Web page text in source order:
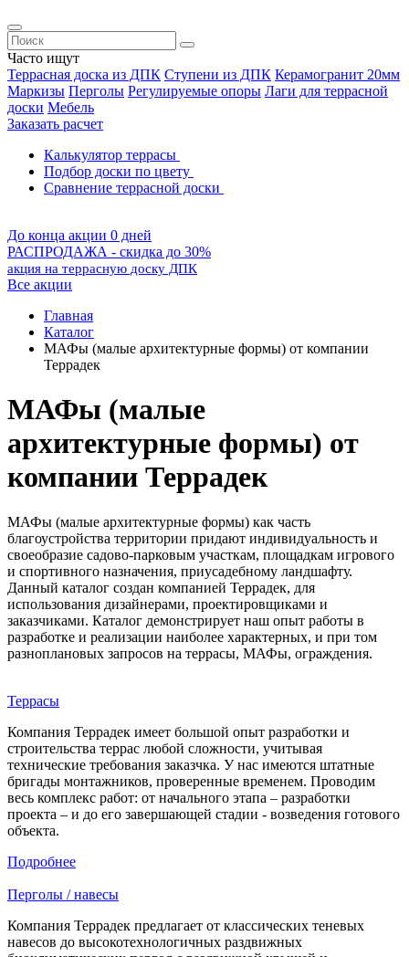
Часто ищут
Террасная доска из ДПК Ступени из ДПК Керамогранит 20мм
Маркизы Перголы Регулируемые опоры Лаги для террасной
доски Мебель
Заказать расчет
Калькулятор террасы
Подбор доски по цвету
Сравнение террасной доски
До конца акции 0 дней
РАСПРОДАЖА - скидка до 30%
акция на террасную доску ДПК
Все акции
Главная
Каталог
МАФы (малые архитектурные формы) от компании
Террадек
МАФы (малые
архитектурные формы) от
компании Террадек
МАФы (малые архитектурные формы) как часть
благоустройства территории придают индивидуальность и
своеобразие садово-парковым участкам, площадкам игрового
и спортивного назначения, приусадебному ландшафту.
Данный каталог создан компанией Террадек, для
использования дизайнерами, проектировщиками и
заказчиками. Каталог демонстрирует наш опыт работы в
разработке и реализации наиболее характерных, и при том
разноплановых запросов на террасы, МАФы, ограждения.
Террасы
Компания Террадек имеет большой опыт разработки и
строительства террас любой сложности, учитывая
технические требования заказчка. У нас имеются штатные
бригады монтажников, проверенные временем. Проводим
весь комплекс работ: от начального этапа – разработки
проекта – и до его завершающей стадии - возведения готового
объекта.
Подробнее
Перголы / навесы
Компания Террадек предлагает от классических теневых
навесов до высокотехнологичных раздвижных